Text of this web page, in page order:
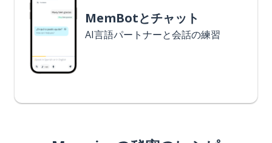
MemBotとチャット
AI言語パートナーと会話の練習